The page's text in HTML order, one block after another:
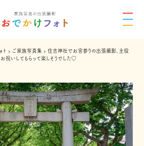
ト › ご家族写真集 ›住吉神社でお宮参りの出張撮影、主役
祝いしてもらって楽しそうでした♡